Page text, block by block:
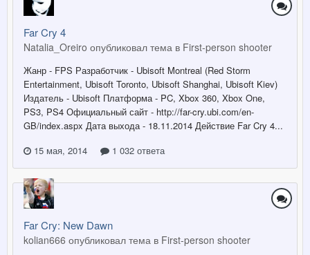
Far Cry 4
Natalia_Oreiro опубликовал тема в First-person shooter
Жанр - FPS Разработчик - Ubisoft Montreal (Red Storm
Entertainment, Ubisoft Toronto, Ubisoft Shanghai, Ubisoft Kiev)
Издатель - Ubisoft Платформа - PC, Xbox 360, Xbox One,
PS3, PS4 Официальный сайт - http://far-cry.ubi.com/en-
GB/index.aspx Дата выхода - 18.11.2014 Действие Far Cry 4...
15 мая, 2014
1 032 ответа
Far Cry: New Dawn
kolian666 опубликовал тема в First-person shooter